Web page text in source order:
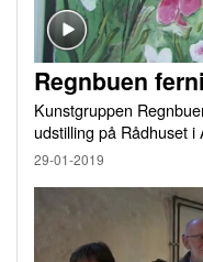
Regnbuen
Kunstgruppen
udstilling på Rådhuset i
29-01-2019